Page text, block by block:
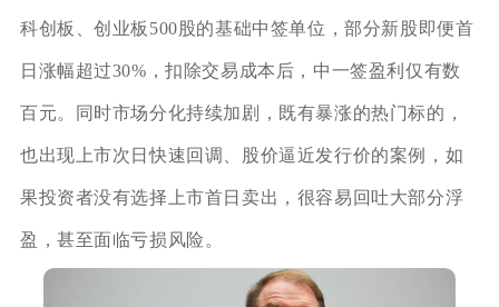
科创板、创业板500股的基础中签单位，部分新股即便首
日涨幅超过30%，扣除交易成本后，中一签盈利仅有数
百元。同时市场分化持续加剧，既有暴涨的热门标的，
也出现上市次日快速回调、股价逼近发行价的案例，如
果投资者没有选择上市首日卖出，很容易回吐大部分浮
盈，甚至面临亏损风险。